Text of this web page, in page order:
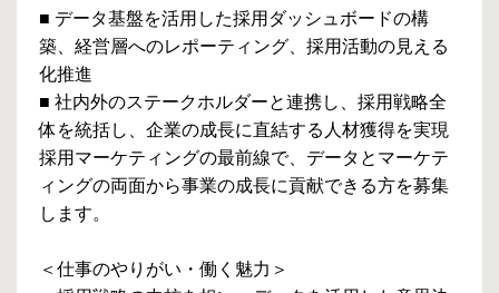
■ データ基盤を活用した採用ダッシュボードの構
築、経営層へのレポーティング、採用活動の見える
化推進
■ 社内外のステークホルダーと連携し、採用戦略全
体を統括し、企業の成長に直結する人材獲得を実現
採用マーケティングの最前線で、データとマーケテ
ィングの両面から事業の成長に貢献できる方を募集
します。
＜仕事のやりがい・働く魅力＞